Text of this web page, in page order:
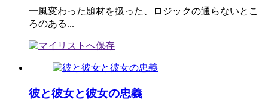
一風変わった題材を扱った、ロジックの通らないとこ
ろのある...
彼と彼女と彼女の忠義